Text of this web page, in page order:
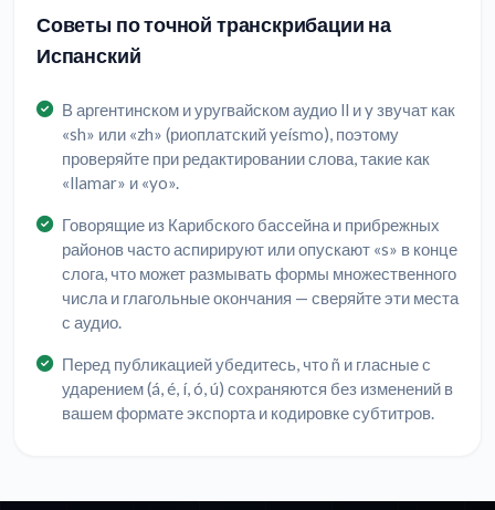
Советы по точной транскрибации на
Испанский
В аргентинском и уругвайском аудио ll и y звучат как
«sh» или «zh» (риоплатский yeísmo), поэтому
проверяйте при редактировании слова, такие как
«llamar» и «yo».
Говорящие из Карибского бассейна и прибрежных
районов часто аспирируют или опускают «s» в конце
слога, что может размывать формы множественного
числа и глагольные окончания — сверяйте эти места
с аудио.
Перед публикацией убедитесь, что ñ и гласные с
ударением (á, é, í, ó, ú) сохраняются без изменений в
вашем формате экспорта и кодировке субтитров.